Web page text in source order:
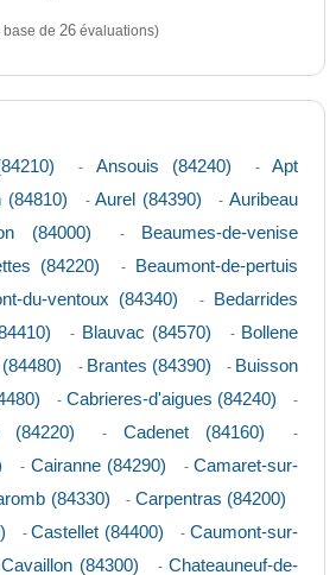
de 26évaluations)
- Ansouis (84240) -Apt
(84810) -Aurel (84390) -Auribeau
(84000) -
Beaumes-de-venise
(84220) -
Beaumont-de-pertuis
du-ventoux (84340) -
Bedarrides
- Blauvac (84570) - Bollene
- Brantes (84390) - Buisson
- Cabrieres-d'aigues (84240) -
(84220) - Cadenet (84160) -
- Cairanne (84290) -Camaret-sur-
(84330) - Carpentras (84200)
-Castellet (84400) -Caumont-sur-
Cavaillon (84300) -Chateauneuf-de-